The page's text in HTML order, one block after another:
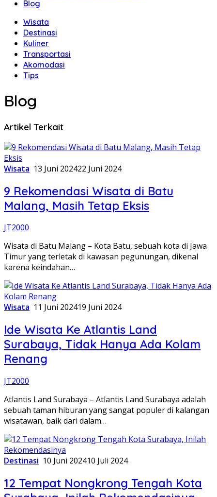
Blog
Wisata
Destinasi
Kuliner
Transportasi
Akomodasi
Tips
Blog
Artikel Terkait
Wisata 13 Juni 202422 Juni 2024
9 Rekomendasi Wisata di Batu
Malang, Masih Tetap Eksis
JT2000
Wisata di Batu Malang – Kota Batu, sebuah kota di Jawa
Timur yang terletak di kawasan pegunungan, dikenal
karena keindahan…
Wisata 11 Juni 202419 Juni 2024
Ide Wisata Ke Atlantis Land
Surabaya, Tidak Hanya Ada Kolam
Renang
JT2000
Atlantis Land Surabaya – Atlantis Land Surabaya adalah
sebuah taman hiburan yang sangat populer di kalangan
wisatawan, baik dari dalam…
Destinasi 10 Juni 202410 Juli 2024
12 Tempat Nongkrong Tengah Kota